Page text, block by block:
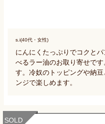
s.i(40代・女性)
にんにくたっぷりでコクと
べるラー油のお取り寄せで
す。冷奴のトッピングや納
ンジで楽しめます。
SOLD